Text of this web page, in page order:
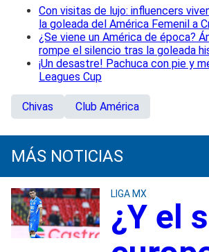
Con visitas de lujo: influencers
la goleada del América Femenil a
¿Se viene un América de época?
rompe el silencio tras la goleada
¡Un desastre! Pachuca con pie y
Leagues Cup
Chivas Club América
MÁS NOTICIAS
LIGA MX
¿Y el